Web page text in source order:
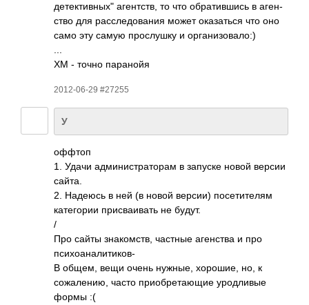
детективных" аген­тств, то что обра­тивш­ись в аген­
ство для расс­ледо­вания может оказ­аться что оно
само эту самую прос­лушку и орга­низо­вало:)
...
ХМ - точно пара­нойя
2012-06-29 #27255
У
оффтоп
1. Удачи адми­нист­рато­рам в запуске новой версии
сайта.
2. Надеюсь в ней (в новой версии) посе­тите­лям
кате­гории прис­ваив­ать не будут.
/
Про сайты знак­омств, частные аген­ства и про
псих­оана­лити­ков-
В общем, вещи очень нужные, хоро­шие, но, к
сожа­лению, часто прио­брет­ающие урод­ливые
формы :(